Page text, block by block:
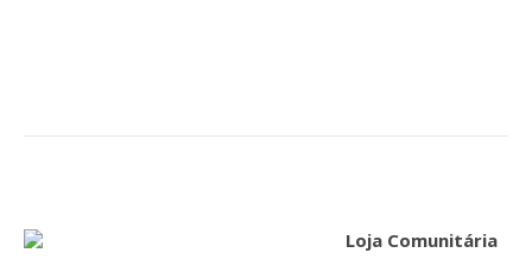
Loja Comunitária